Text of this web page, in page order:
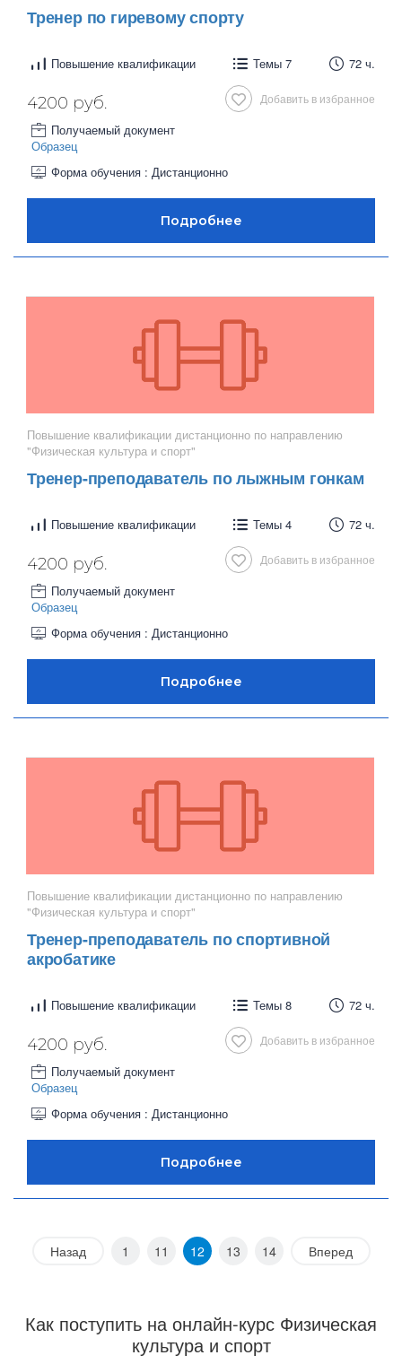
Тренер по гиревому спорту
Повышение квалификации Темы 7 72 ч.
Добавить в избранное
4200 руб.
Получаемый документ
Образец
Форма обучения : Дистанционно
Повышение квалификации дистанционно по направлению
"Физическая культура и спорт"
Тренер-преподаватель по лыжным гонкам
Повышение квалификации Темы 4 72 ч.
Добавить в избранное
4200 руб.
Получаемый документ
Образец
Форма обучения : Дистанционно
Повышение квалификации дистанционно по направлению
"Физическая культура и спорт"
Тренер-преподаватель по спортивной
акробатике
Повышение квалификации Темы 8 72 ч.
Добавить в избранное
4200 руб.
Получаемый документ
Образец
Форма обучения : Дистанционно
Назад 1 11 12 13 14 Вперед
Как поступить на онлайн-курс Физическая
культура и спорт